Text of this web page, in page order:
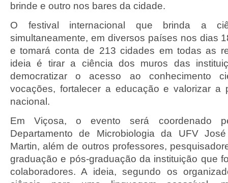
brinde e outro nos bares da cidade.
O festival internacional que brinda a
simultaneamente, em diversos países nos dias
e tomará conta de 213 cidades em todas as
ideia é tirar a ciência dos muros das
democratizar o acesso ao conhecimento
vocações, fortalecer a educação e valorizar a
nacional.
Em Viçosa, o evento será coordenado
Departamento de Microbiologia da UFV
Martin, além de outros professores,
graduação e pós-graduação da instituição que
colaboradores. A ideia, segundo os